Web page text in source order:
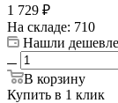
1 729 ₽
На складе: 710
Нашли
В корзину
Купить в 1 клик